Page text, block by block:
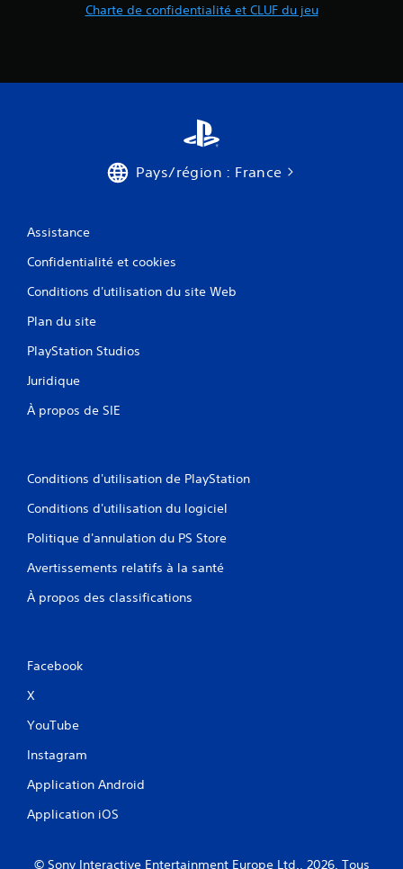
Charte de confidentialité et CLUF du jeu
Pays/région : France
Assistance
Confidentialité et cookies
Conditions d'utilisation du site Web
Plan du site
PlayStation Studios
Juridique
À propos de SIE
Conditions d'utilisation de PlayStation
Conditions d'utilisation du logiciel
Politique d'annulation du PS Store
Avertissements relatifs à la santé
À propos des classifications
Facebook
X
YouTube
Instagram
Application Android
Application iOS
© Sony Interactive Entertainment Europe Ltd., 2026. Tous